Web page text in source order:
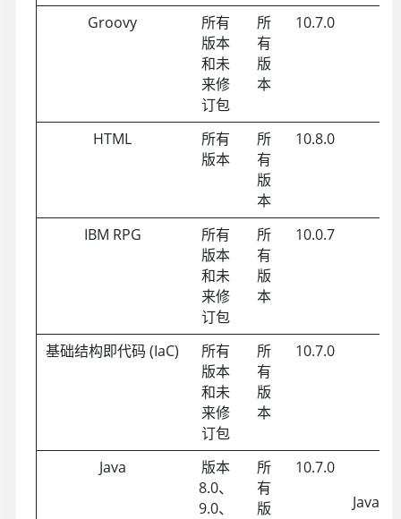
Groovy
所有
版本
和未
来修
订包
所
有
版
本
10.7.0
HTML
所有
版本
所
有
版
本
10.8.0
IBM RPG
所有
版本
和未
来修
订包
所
有
版
本
10.0.7
基础结构即代码 (IaC)
所有
版本
和未
来修
订包
所
有
版
本
10.7.0
Java
版本
8.0、
9.0、
所
有
版
10.7.0